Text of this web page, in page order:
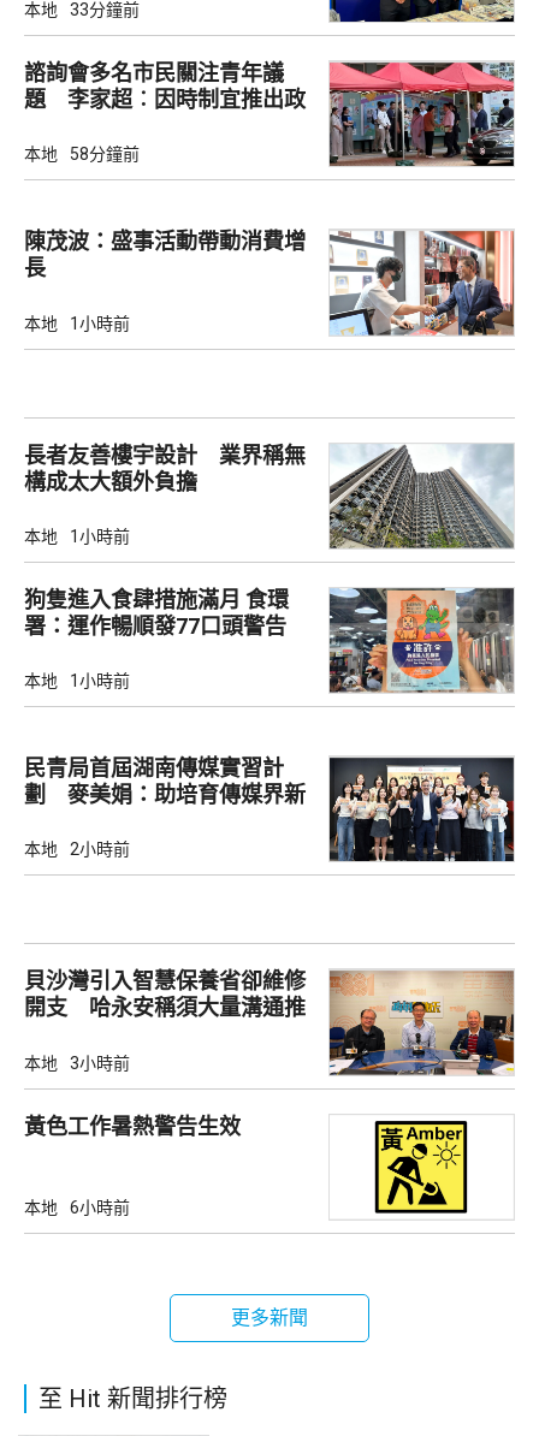
本地 33分鐘前
諮詢會多名市民關注青年議
題 李家超︰因時制宜推出政
本地 58分鐘前
陳茂波：盛事活動帶動消費增
長
本地 1小時前
長者友善樓宇設計 業界稱無
構成太大額外負擔
本地 1小時前
狗隻進入食肆措施滿月 食環
署：運作暢順發77口頭警告
本地 1小時前
民青局首屆湖南傳媒實習計
劃 麥美娟：助培育傳媒界新
本地 2小時前
貝沙灣引入智慧保養省卻維修
開支 哈永安稱須大量溝通推
本地 3小時前
黃色工作暑熱警告生效
本地 6小時前
更多新聞
至 Hit 新聞排行榜